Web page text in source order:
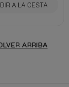
A LA CESTA
ARRIBA